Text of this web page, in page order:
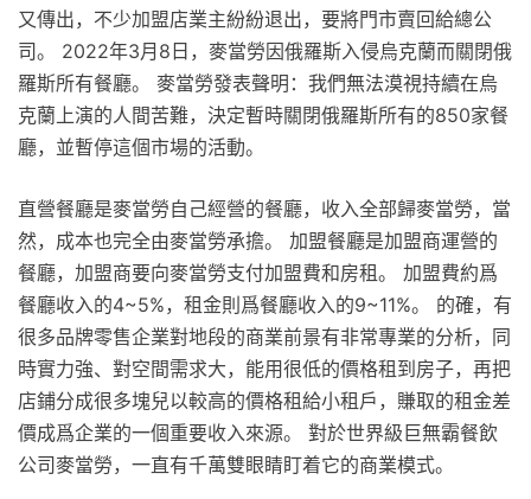
又傳出，不少加盟店業主紛紛退出，要將門市賣回給總公
司。 2022年3月8日，麥當勞因俄羅斯入侵烏克蘭而關閉俄
羅斯所有餐廳。 麥當勞發表聲明：我們無法漠視持續在烏
克蘭上演的人間苦難，決定暫時關閉俄羅斯所有的850家餐
廳，並暫停這個市場的活動。
直營餐廳是麥當勞自己經營的餐廳，收入全部歸麥當勞，當
然，成本也完全由麥當勞承擔。 加盟餐廳是加盟商運營的
餐廳，加盟商要向麥當勞支付加盟費和房租。 加盟費約爲
餐廳收入的4~5%，租金則爲餐廳收入的9~11%。 的確，有
很多品牌零售企業對地段的商業前景有非常專業的分析，同
時實力強、對空間需求大，能用很低的價格租到房子，再把
店鋪分成很多塊兒以較高的價格租給小租戶，賺取的租金差
價成爲企業的一個重要收入來源。 對於世界級巨無霸餐飲
公司麥當勞，一直有千萬雙眼睛盯着它的商業模式。